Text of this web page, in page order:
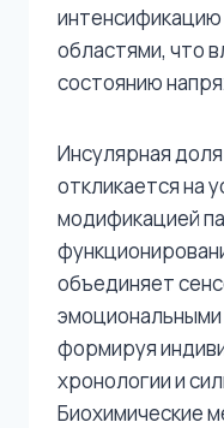
областями, что
состоянию
Инсулярная
откликается на
модификацией
объединяет
формируя
хронологии и
Биохимические